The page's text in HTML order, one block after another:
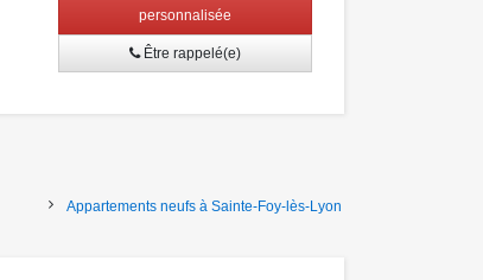
personnalisée
Être rappelé(e)
Appartements neufs à Sainte-Foy-lès-Lyon